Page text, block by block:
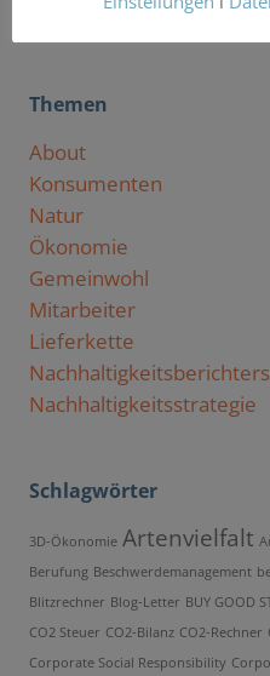
Themen
About
Konsumenten
Natur
Ökonomie
Gemeinwohl
Mitarbeiter
Lieferkette
Nachhaltigkeitsstrategie
Schlagwörter
3D-Ökonomie Artenvielfalt
Berufung Beschwerdemanagement
Blitzrechner Blog-Letter BUY GOOD
CO2 Steuer CO2-Bilanz CO2-Rechner
Corporate Social Responsibility